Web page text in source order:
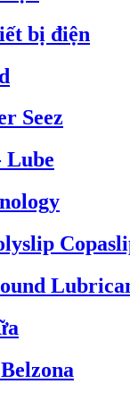
bị điện
Seez
Lube